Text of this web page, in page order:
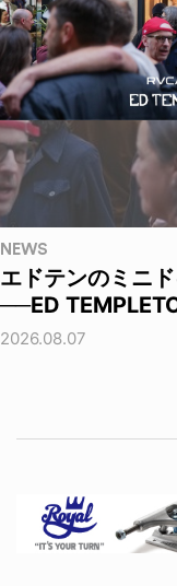
NEWS
エドテンのミニ
──ED
2026.08.07